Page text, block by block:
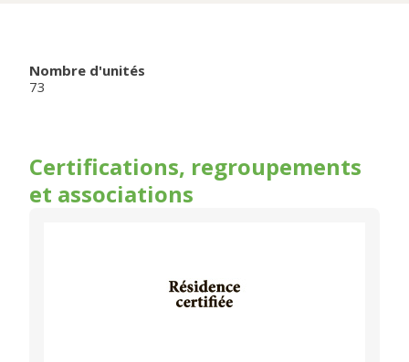
Nombre d'unités
73
Certifications, regroupements
et associations